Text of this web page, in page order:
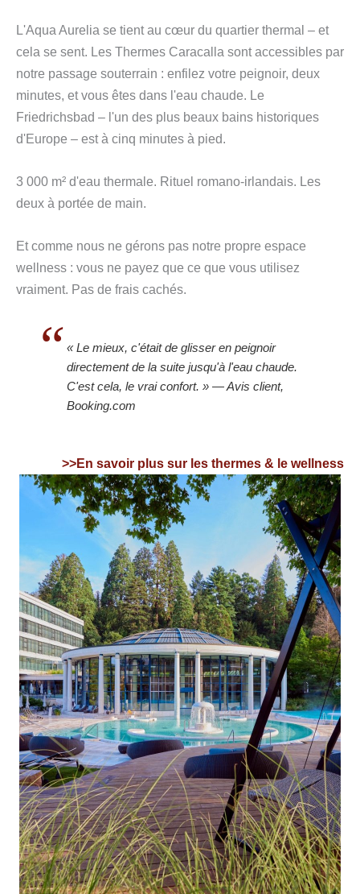
L'Aqua Aurelia se tient au cœur du quartier thermal – et
cela se sent. Les Thermes Caracalla sont accessibles par
notre passage souterrain : enfilez votre peignoir, deux
minutes, et vous êtes dans l'eau chaude. Le
Friedrichsbad – l'un des plus beaux bains historiques
d'Europe – est à cinq minutes à pied.
3 000 m² d'eau thermale. Rituel romano-irlandais. Les
deux à portée de main.
Et comme nous ne gérons pas notre propre espace
wellness : vous ne payez que ce que vous utilisez
vraiment. Pas de frais cachés.
« Le mieux, c'était de glisser en peignoir
directement de la suite jusqu'à l'eau chaude.
C'est cela, le vrai confort. »— Avis client,
Booking.com
>>En savoir plus sur les thermes & le wellness